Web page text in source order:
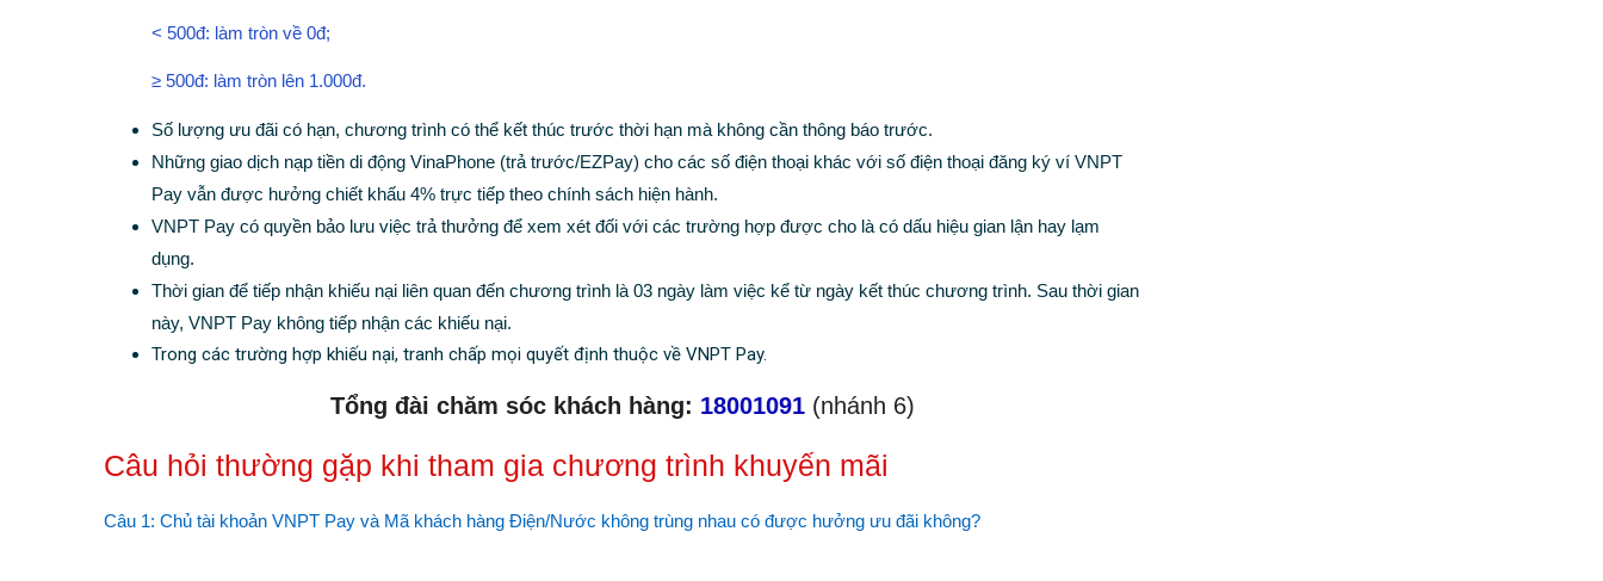
< 500đ: làm tròn về 0đ;
≥ 500đ: làm tròn lên 1.000đ.
Số lượng ưu đãi có hạn, chương trình có thể kết thúc trước thời hạn mà không cần thông báo trước.
Những giao dịch nạp tiền di động VinaPhone (trả trước/EZPay) cho các số điện thoại khác với số điện thoại đăng ký ví VNPT
Pay vẫn được hưởng chiết khấu 4% trực tiếp theo chính sách hiện hành.
VNPT Pay có quyền bảo lưu việc trả thưởng để xem xét đối với các trường hợp được cho là có dấu hiệu gian lận hay lạm
dụng.
Thời gian để tiếp nhận khiếu nại liên quan đến chương trình là 03 ngày làm việc kể từ ngày kết thúc chương trình. Sau thời gian
này, VNPT Pay không tiếp nhận các khiếu nại.
Trong các trường hợp khiếu nại, tranh chấp mọi quyết định thuộc về VNPT Pay.
Tổng đài chăm sóc khách hàng: 18001091 (nhánh 6)
Câu hỏi thường gặp khi tham gia chương trình khuyến mãi
Câu 1: Chủ tài khoản VNPT Pay và Mã khách hàng Điện/Nước không trùng nhau có được hưởng ưu đãi không?